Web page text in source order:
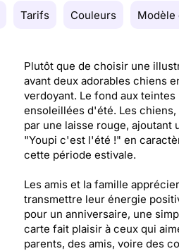
Tarifs Couleurs Modèle
Plutôt que de choisir une
avant deux adorables chiens
verdoyant. Le fond aux
ensoleillées d'été. Les
par une laisse rouge, ajoutant
"Youpi c'est l'été !" en
cette période estivale.
Les amis et la famille
transmettre leur énergie
pour un anniversaire, une
carte fait plaisir à ceux qui
parents, des amis, voire des